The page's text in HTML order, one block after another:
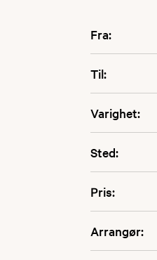
Fra:
Til:
Varighet:
Sted:
Pris:
Arrangør: